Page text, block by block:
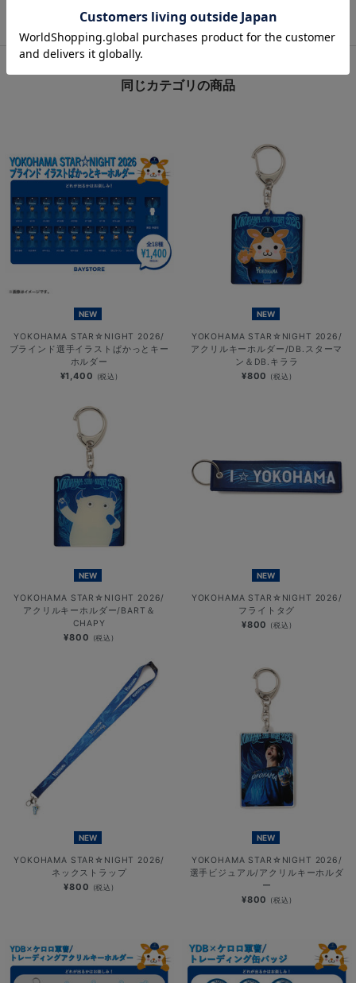
同じカテゴリの商品
NEW
YOKOHAMA STAR☆NIGHT 2026/
ブラインド選手イラストぱかっとキー
ホルダー
¥1,400 (税込)
NEW
YOKOHAMA STAR☆NIGHT 2026/
アクリルキーホルダー/DB.スターマ
ン＆DB.キララ
¥800 (税込)
NEW
YOKOHAMA STAR☆NIGHT 2026/
アクリルキーホルダー/BART＆
CHAPY
¥800 (税込)
NEW
YOKOHAMA STAR☆NIGHT 2026/
フライトタグ
¥800 (税込)
NEW
YOKOHAMA STAR☆NIGHT 2026/
ネックストラップ
¥800 (税込)
NEW
YOKOHAMA STAR☆NIGHT 2026/
選手ビジュアル/アクリルキーホルダ
ー
¥800 (税込)